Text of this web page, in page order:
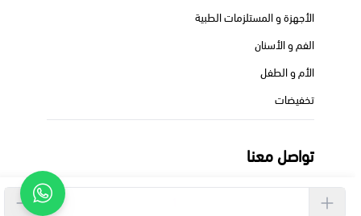
الأجهزة و المستلزمات الطبية
الفم و الأسنان
الأم و الطفل
تخفيضات
تواصل معنا